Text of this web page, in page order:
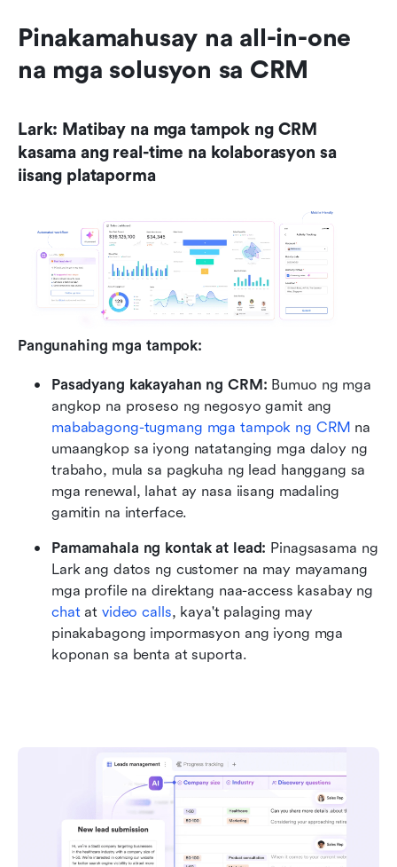
Pinakamahusay na all-in-one
na mga solusyon sa CRM
Lark: Matibay na mga tampok ng CRM
kasama ang real-time na kolaborasyon sa
iisang plataporma
Pangunahing mga tampok:
Pasadyang kakayahan ng CRM: Bumuo ng mga
mababagong-tugmang mga tampok ng CRM na
umaangkop sa iyong natatanging mga daloy ng
trabaho, mula sa pagkuha ng lead hanggang sa
mga renewal, lahat ay nasa iisang madaling
gamitin na interface.
Pamamahala ng kontak at lead: Pinagsasama ng
Lark ang datos ng customer na may mayamang
chat at video calls, kaya't palaging may
pinakabagong impormasyon ang iyong mga
koponan sa benta at suporta.